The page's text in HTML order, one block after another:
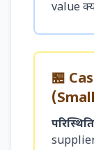
value
🏪
supplier